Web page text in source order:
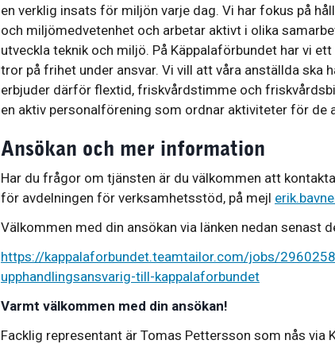
en verklig insats för miljön varje dag. Vi har fokus på
och miljömedvetenhet och arbetar aktivt i olika
utveckla teknik och miljö. På Käppalaförbundet har vi
tror på frihet under ansvar. Vi vill att våra anställda ska
erbjuder därför flextid, friskvårdstimme och
en aktiv personalförening som ordnar aktiviteter för de
Ansökan och mer information
Har du frågor om tjänsten är du välkommen att
för avdelningen för verksamhetsstöd, på mejl
Välkommen med din ansökan via länken nedan senast
https://kappalaforbundet.teamtailor.com/jobs/
upphandlingsansvarig-till-kappalaforbundet
Varmt välkommen med din ansökan!
Facklig representant är Tomas Pettersson som nås via